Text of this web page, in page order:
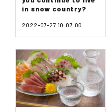
in snow country?
2022-07-27 10:07:00